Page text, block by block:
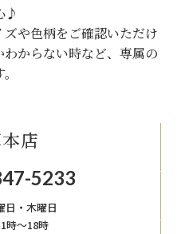
♪
や色柄をご確認いただけ
からない時など、専属の
店
5233
日・木曜日
時～18時